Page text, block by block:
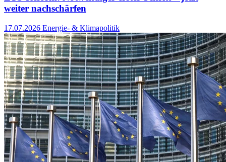
weiter nachschärfen
17.07.2026 Energie- & Klimapolitik